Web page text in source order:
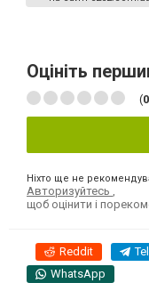
Оцініть
(0
Ніхто ще не
Авторизуйтесь
щоб оцінити і
Reddit
WhatsApp